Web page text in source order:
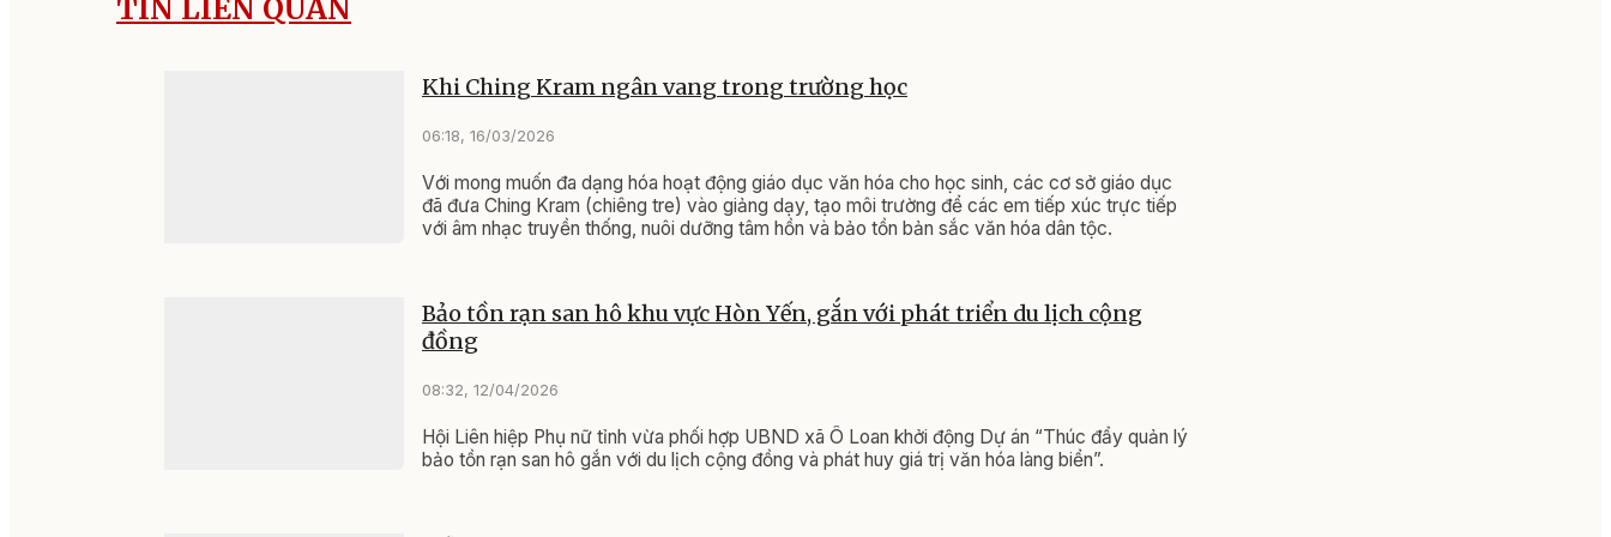
TIN LIÊN QUAN
Khi Ching Kram ngân vang trong trường học
06:18, 16/03/2026
Với mong muốn đa dạng hóa hoạt động giáo dục văn hóa cho học sinh, các cơ sở giáo dục
đã đưa Ching Kram (chiêng tre) vào giảng dạy, tạo môi trường để các em tiếp xúc trực tiếp
với âm nhạc truyền thống, nuôi dưỡng tâm hồn và bảo tồn bản sắc văn hóa dân tộc.
Bảo tồn rạn san hô khu vực Hòn Yến, gắn với phát triển du lịch cộng
đồng
08:32, 12/04/2026
Hội Liên hiệp Phụ nữ tỉnh vừa phối hợp UBND xã Ô Loan khởi động Dự án “Thúc đẩy quản lý
bảo tồn rạn san hô gắn với du lịch cộng đồng và phát huy giá trị văn hóa làng biển”.